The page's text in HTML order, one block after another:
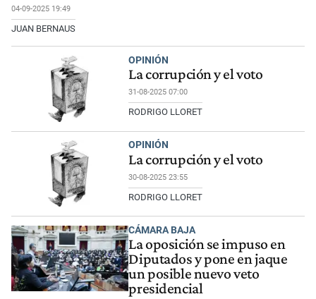
04-09-2025 19:49
JUAN BERNAUS
OPINIÓN
La corrupción y el voto
31-08-2025 07:00
RODRIGO LLORET
OPINIÓN
La corrupción y el voto
30-08-2025 23:55
RODRIGO LLORET
CÁMARA BAJA
La oposición se impuso en
Diputados y pone en jaque
un posible nuevo veto
presidencial